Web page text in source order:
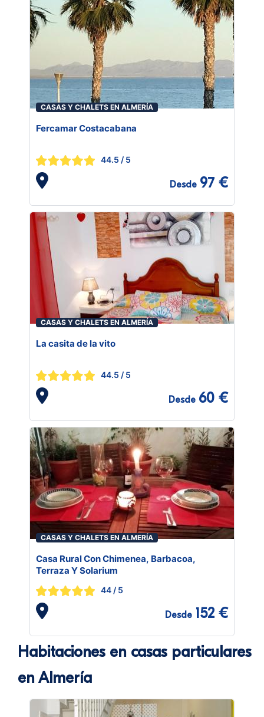
CASAS Y CHALETS EN ALMERÍA
Fercamar Costacabana
44.5 / 5
Desde 97 €
CASAS Y CHALETS EN ALMERÍA
La casita de la vito
44.5 / 5
Desde 60 €
CASAS Y CHALETS EN ALMERÍA
Casa Rural Con Chimenea, Barbacoa,
Terraza Y Solarium
44 / 5
Desde 152 €
Habitaciones en casas particulares
en Almería